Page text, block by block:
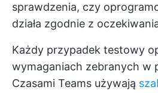
sprawdzenia, czy
działa zgodnie z
Każdy przypadek testowy
wymaganiach zebranych w
Czasami Teams używają